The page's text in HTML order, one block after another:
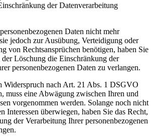
der Datenverarbeitung
Daten nicht mehr
jedoch zur Ausübung, Verteidigung oder
von Rechtsansprüchen benötigen, haben Sie
der Löschung die Einschränkung der
personenbezogenen Daten zu verlangen.
Widerspruch nach Art. 21 Abs. 1 DSGVO
muss eine Abwägung zwischen Ihren und
vorgenommen werden. Solange noch nicht
Interessen überwiegen, haben Sie das Recht,
der Verarbeitung Ihrer personenbezogenen